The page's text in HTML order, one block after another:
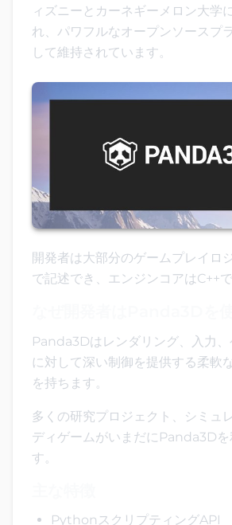
ィズニーとカーネギーメロン大学
れ、パワフルなオープンソースプ
して維持されています。
開発者は大部分のゲームプレイロ
で記述でき、エンジンコアはC++で
Panda3Dはレンダリング、入力
に対して深い制御を提供する柔軟
を持ちます。
多くの研究プロジェクト、シミュ
ディゲームがいまだにPanda3Dを
す。
PythonスクリプティングAPI